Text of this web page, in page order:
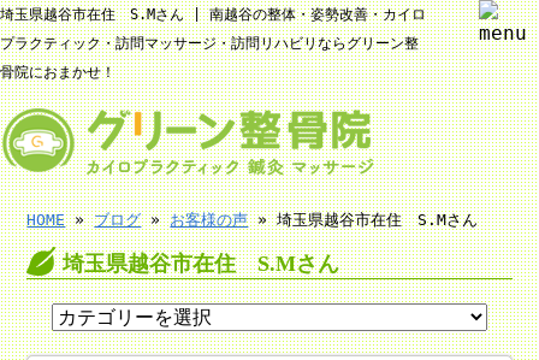
埼玉県越谷市在住 S.Mさん | 南越谷の整体・姿勢改善・カイロ
プラクティック・訪問マッサージ・訪問リハビリならグリーン整
骨院におまかせ！
HOME»ブログ»お客様の声» 埼玉県越谷市在住 S.Mさん
埼玉県越谷市在住 S.Mさん